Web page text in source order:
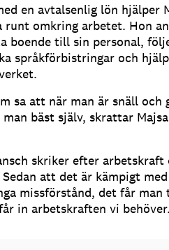
en avtalsenlig lön hjälper
omkring arbetet. Hon
till sin personal,
språkförbistringar och
sa att när man är snäll och
bäst själv, skrattar
skriker efter arbetskraft
att det är kämpigt med
missförstånd, det får man
in arbetskraften vi behöver.